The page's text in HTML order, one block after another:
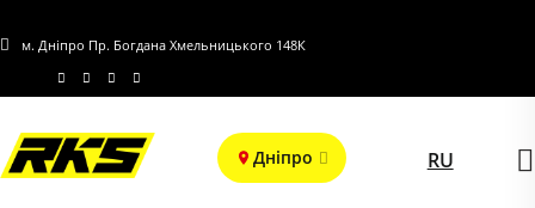
м. Дніпро Пр. Богдана Хмельницького 148К
Дніпро RU